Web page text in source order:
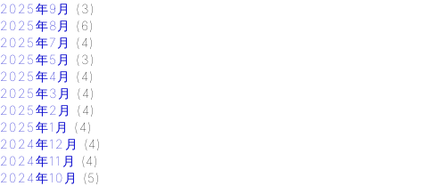
2025年9月
(3)
2025年8月
(6)
2025年7月
(4)
2025年5月
(3)
2025年4月
(4)
2025年3月
(4)
2025年2月
(4)
2025年1月
(4)
2024年12月
(4)
2024年11月
(4)
2024年10月
(5)